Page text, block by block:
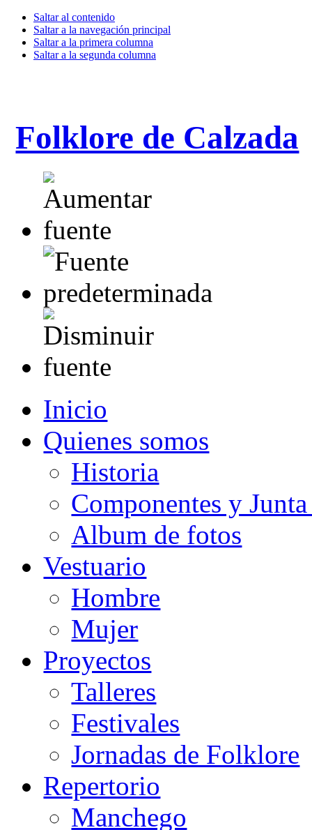
Saltar al contenido
Saltar a la navegación principal
Saltar a la primera columna
Saltar a la segunda columna
Folklore de Calzada
Inicio
Quienes somos
Historia
Componentes y
Album de fotos
Vestuario
Hombre
Mujer
Proyectos
Talleres
Festivales
Jornadas de Folklore
Repertorio
Manchego